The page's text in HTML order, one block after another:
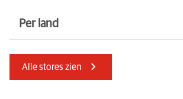
Per land
Tsjechië
Ierland
Alle stores zien